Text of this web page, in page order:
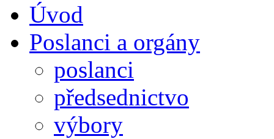
Úvod
Poslanci a orgány
poslanci
předsednictvo
výbory